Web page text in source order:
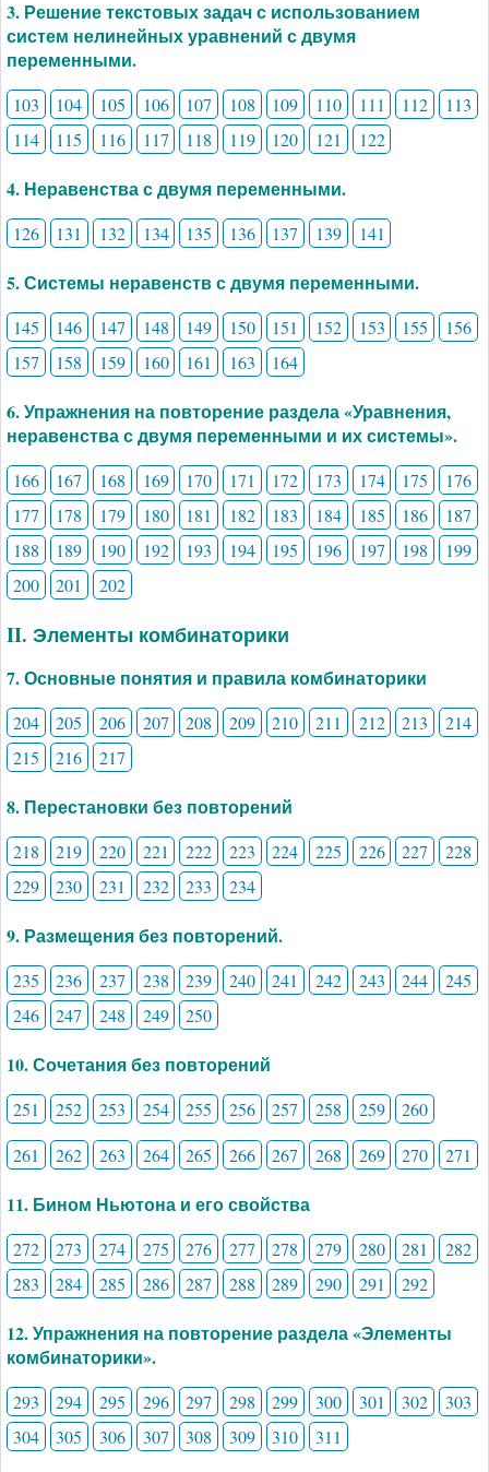
3. Решение текстовых задач с использованием
систем нелинейных уравнений с двумя
переменными.
103 104 105 106 107 108 109 110 111 112
113
114
115 116 117 118 119 120 121 122
4. Неравенства с двумя переменными.
126 131 132 134 135 136 137 139 141
5. Системы неравенств с двумя переменными.
145 146 147 148 149 150 151 152 153 155
156
157
158 159 160 161 163 164
6. Упражнения на повторение раздела «Уравнения,
неравенства с двумя переменными и их системы».
166 167 168 169 170 171 172 173 174 175
176
177
178 179 180 181 182 183 184 185 186
187
188
189 190 192 193 194 195 196 197 198
199
200
201 202
II. Элементы комбинаторики
7. Основные понятия и правила комбинаторики
204 205 206 207 208 209 210 211 212 213
214
215
216 217
8. Перестановки без повторений
218 219 220 221 222 223 224 225 226 227
228
229
230 231 232 233 234
9. Размещения без повторений.
235 236 237 238 239 240 241 242 243 244
245
246
247 248 249 250
10. Сочетания без повторений
251 252 253 254 255 256 257 258 259
260
261
262 263 264 265 266 267 268 269 270 271
11. Бином Ньютона и его свойства
272 273 274 275 276 277 278 279 280 281
282
283
284 285 286 287 288 289 290 291 292
12. Упражнения на повторение раздела «Элементы
комбинаторики».
293 294 295 296 297 298 299 300 301 302
303
304
305 306 307 308 309 310 311